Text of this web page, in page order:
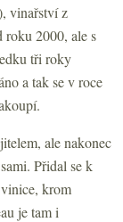
vinařství z
2000, ale s
tři roky
a tak se v roce
ale nakonec
Přidal se k
krom
je tam i